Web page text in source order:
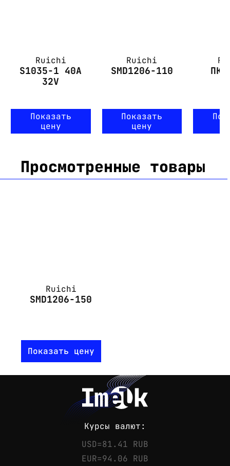
Ruichi
S1035-1 40A
32V
Показать
цену
Ruichi
SMD1206-110
Показать
цену
ПК-
Просмотренные товары
Ruichi
SMD1206-150
Показать цену
Курсы валют:
USD=81.41 RUB
EUR=94.06 RUB